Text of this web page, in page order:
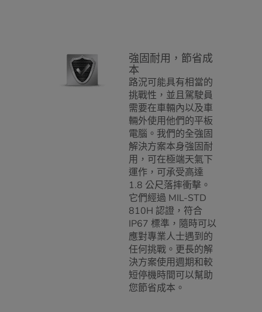
強固耐用，節省成
本
路況可能具有相當的
挑戰性，並且駕駛員
需要在車輛內以及車
輛外使用他們的平板
電腦。我們的全強固
解決方案本身強固耐
用，可在極端天氣下
運作，可承受高達
1.8 公尺落摔衝擊。
它們經過 MIL-STD
810H 認證，符合
IP67 標準，隨時可以
應對專業人士遇到的
任何挑戰。更長的解
決方案使用週期和較
短停機時間可以幫助
您節省成本。